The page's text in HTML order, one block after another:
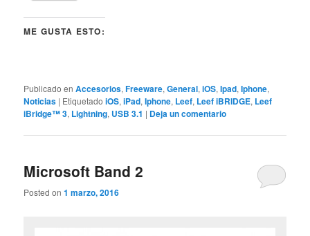
ME GUSTA ESTO:
Publicado en Accesorios,Freeware,General,iOS,Ipad,Iphone,
Noticias | Etiquetado iOS,iPad,Iphone, Leef, Leef iBRIDGE, Leef
iBridge™ 3, Lightning, USB 3.1 | Deja un comentario
Microsoft Band 2
Posted on1 marzo, 2016